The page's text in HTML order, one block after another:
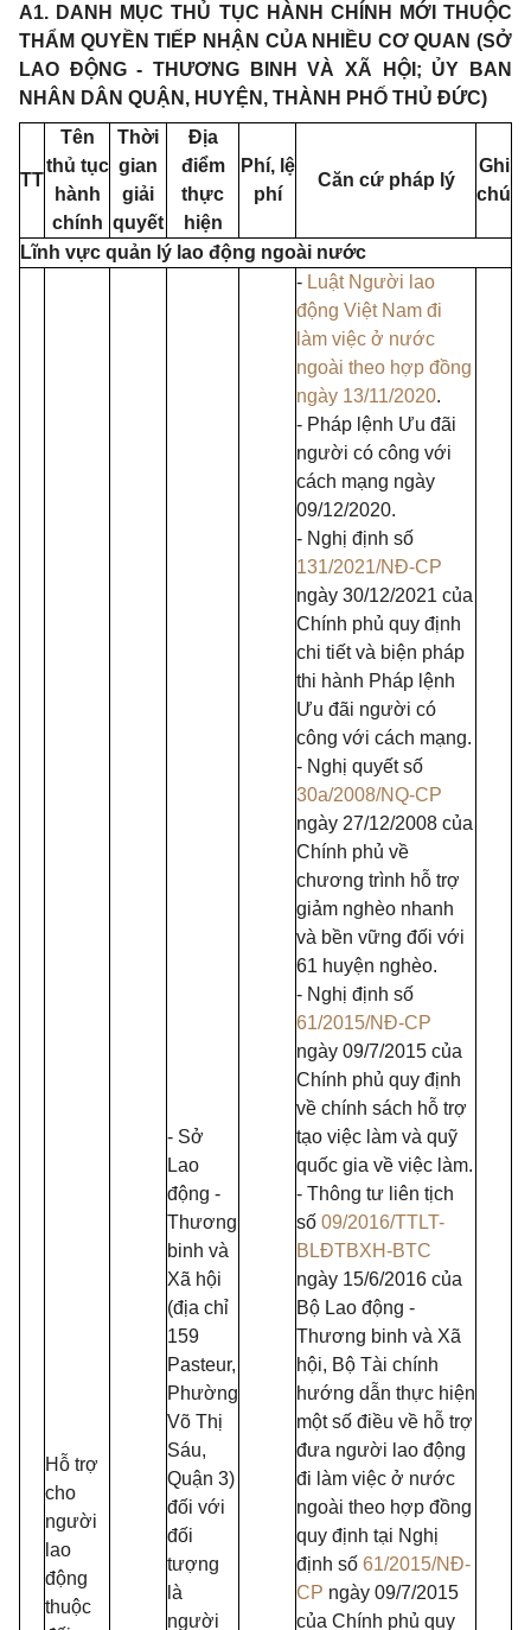
A1. DANH MỤC THỦ TỤC HÀNH CHÍNH MỚI THUỘC
THẨM QUYỀN TIẾP NHẬN CỦA NHIỀU CƠ QUAN (SỞ
LAO ĐỘNG - THƯƠNG BINH VÀ XÃ HỘI; ỦY BAN
NHÂN DÂN QUẬN, HUYỆN, THÀNH PHỐ THỦ ĐỨC)
TT
Tên
thủ tục
hành
chính
Thời
gian
giải
quyết
Địa
điểm
thực
hiện
Phí, lệ
phí
Căn cứ pháp lý
Ghi
chú
Lĩnh vực quản lý lao động ngoài nước
Hỗ trợ
cho
người
lao
động
thuộc
- Sở
Lao
động -
Thương
binh và
Xã hội
(địa chỉ
159
Pasteur,
Phường
Võ Thị
Sáu,
Quận 3)
đối với
đối
tượng
là
người
- Luật Người lao
động Việt Nam đi
làm việc ở nước
ngoài theo hợp đồng
ngày 13/11/2020.
- Pháp lệnh Ưu đãi
người có công với
cách mạng ngày
09/12/2020.
- Nghị định số
131/2021/NĐ-CP
ngày 30/12/2021 của
Chính phủ quy định
chi tiết và biện pháp
thi hành Pháp lệnh
Ưu đãi người có
công với cách mạng.
- Nghị quyết số
30a/2008/NQ-CP
ngày 27/12/2008 của
Chính phủ về
chương trình hỗ trợ
giảm nghèo nhanh
và bền vững đối với
61 huyện nghèo.
- Nghị định số
61/2015/NĐ-CP
ngày 09/7/2015 của
Chính phủ quy định
về chính sách hỗ trợ
tạo việc làm và quỹ
quốc gia về việc làm.
- Thông tư liên tịch
số 09/2016/TTLT-
BLĐTBXH-BTC
ngày 15/6/2016 của
Bộ Lao động -
Thương binh và Xã
hội, Bộ Tài chính
hướng dẫn thực hiện
một số điều về hỗ trợ
đưa người lao động
đi làm việc ở nước
ngoài theo hợp đồng
quy định tại Nghị
định số 61/2015/NĐ-
CP ngày 09/7/2015
của Chính phủ quy